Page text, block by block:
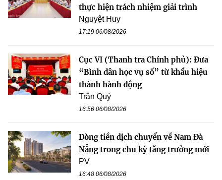
thực hiện trách nhiệm giải trình
Nguyệt Huy
17:19 06/08/2026
Cục VI (Thanh tra Chính phủ): Đưa
“Bình dân học vụ số” từ khẩu hiệu
thành hành động
Trần Quý
16:56 06/08/2026
Dòng tiền dịch chuyển về Nam Đà
Nẵng trong chu kỳ tăng trưởng mới
PV
16:48 06/08/2026